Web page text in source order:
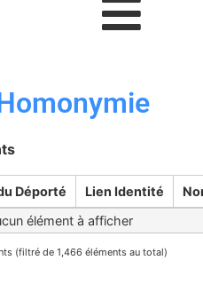
Déporté Lien Identité
élément à afficher
(filtré de 1,466 éléments au total)